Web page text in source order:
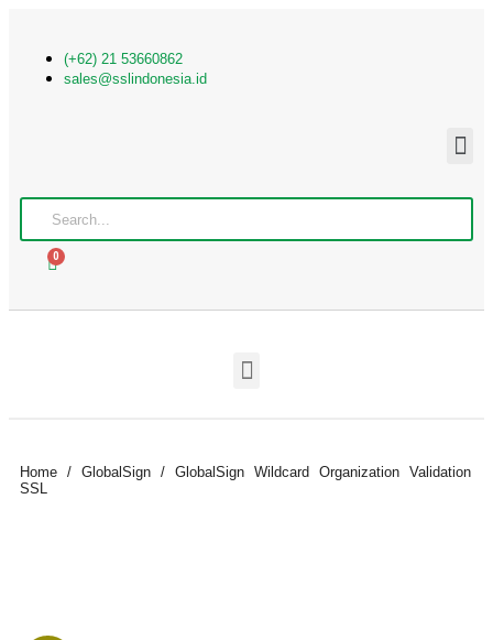
(+62) 21 53660862
sales@sslindonesia.id
0
Home / GlobalSign / GlobalSign Wildcard Organization Validation
SSL